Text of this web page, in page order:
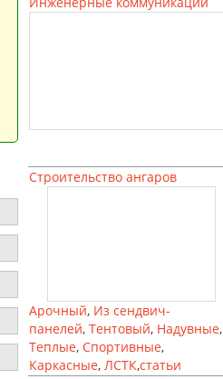
Строительство ангаров
Арочный, Из сендвич-
панелей, Тентовый, Надувные,
Теплые, Спортивные,
Каркасные, ЛСТК,статьи